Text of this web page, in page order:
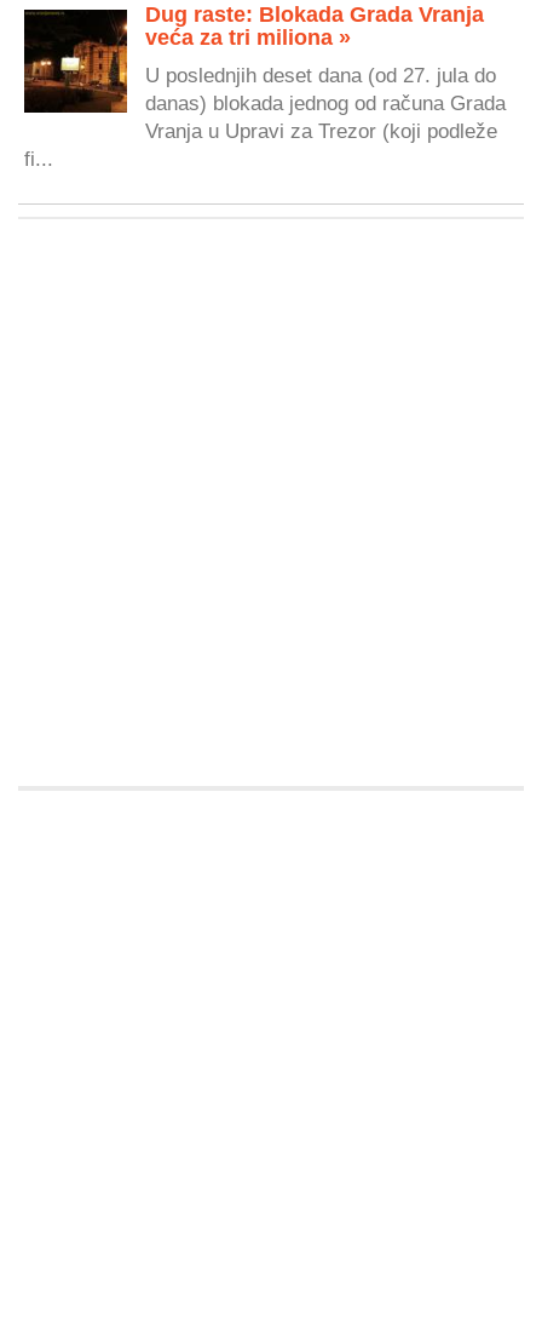
Dug raste: Blokada Grada Vranja
veća za tri miliona »
U poslednjih deset dana (od 27. jula do
danas) blokada jednog od računa Grada
Vranja u Upravi za Trezor (koji podleže
fi...